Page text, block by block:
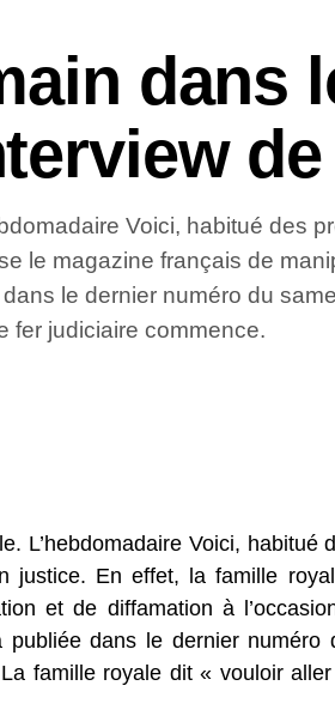
dans
Voici, habitué des
le magazine français de
le dernier numéro du
fer judiciaire commence.
L’hebdomadaire Voici, habitué
En effet, la famille
et de diffamation à
publiée dans le dernier numéro
famille royale dit « vouloir